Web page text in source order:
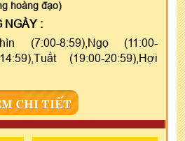
hoàng đạo)
NGÀY :
(7:00-8:59),Ngọ (11:00-
(19:00-20:59),Hợi
CHI TIẾT